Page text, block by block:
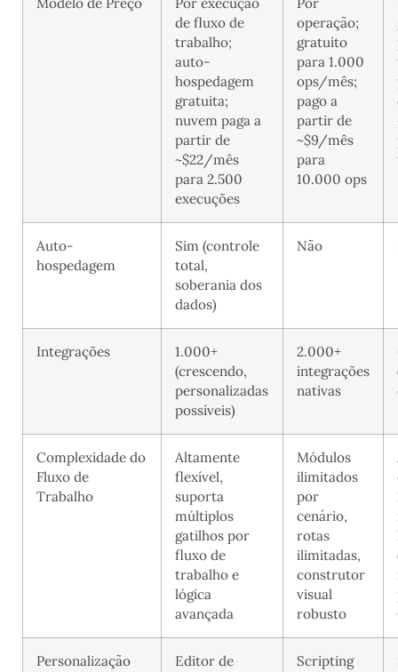
Modelo de Preço
Por execução
de fluxo de
trabalho;
auto-
hospedagem
gratuita;
nuvem paga a
partir de
~$22/mês
para 2.500
execuções
Por
operação;
gratuito
para 1.000
ops/mês;
pago a
partir de
~$9/mês
para
10.000 ops
Auto-
hospedagem
Sim (controle
total,
soberania dos
dados)
Não
Integrações
1.000+
(crescendo,
personalizadas
possíveis)
2.000+
integrações
nativas
Complexidade do
Fluxo de
Trabalho
Altamente
flexível,
suporta
múltiplos
gatilhos por
fluxo de
trabalho e
lógica
avançada
Módulos
ilimitados
por
cenário,
rotas
ilimitadas,
construtor
visual
robusto
Personalização Editor de Scripting